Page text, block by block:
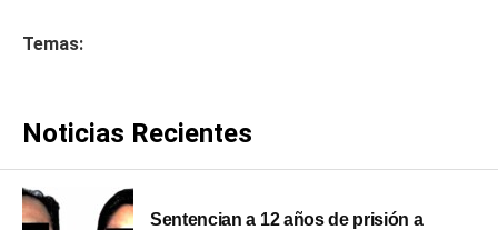
Temas:
Noticias Recientes
Sentencian a 12 años de prisión a